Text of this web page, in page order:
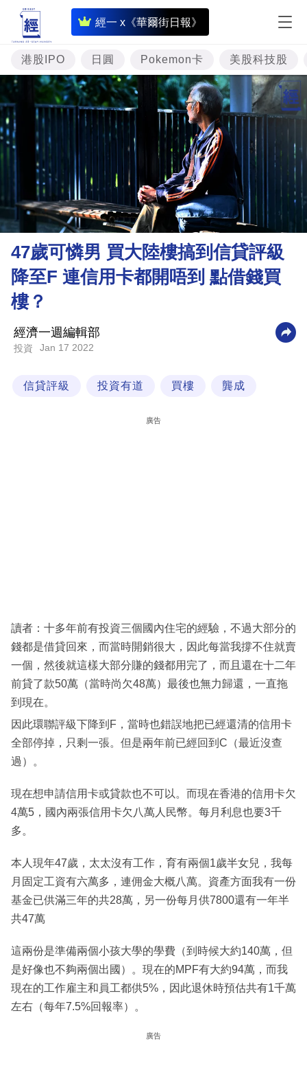
經一 x《華爾街日報》
即
時
財
經
專
題
投
資
樓
市
理
財
商
科
技
港股IPO 日圓 Pokemon卡 美股科技股
47歲可憐男 買大陸樓搞到信貸評級
降至F 連信用卡都開唔到 點借錢買
樓？
經濟一週編輯部
投資 Jan 17 2022
信貸評級 投資有道 買樓 龔成
廣告
讀者：十多年前有投資三個國內住宅的經驗，不過大部分的
錢都是借貸回來，而當時開銷很大，因此每當我撐不住就賣
一個，然後就這樣大部分賺的錢都用完了，而且還在十二年
前貸了款50萬（當時尚欠48萬）最後也無力歸還，一直拖
到現在。
因此環聯評級下降到F，當時也錯誤地把已經還清的信用卡
全部停掉，只剩一張。但是兩年前已經回到C（最近沒查
過）。
現在想申請信用卡或貸款也不可以。而現在香港的信用卡欠
4萬5，國內兩張信用卡欠八萬人民幣。每月利息也要3千
多。
本人現年47歲，太太沒有工作，育有兩個1歲半女兒，我每
月固定工資有六萬多，連佣金大概八萬。資產方面我有一份
基金已供滿三年的共28萬，另一份每月供7800還有一年半
共47萬
這兩份是準備兩個小孩大學的學費（到時候大約140萬，但
是好像也不夠兩個出國）。現在的MPF有大約94萬，而我
現在的工作雇主和員工都供5%，因此退休時預估共有1千萬
左右（每年7.5%回報率）。
廣告